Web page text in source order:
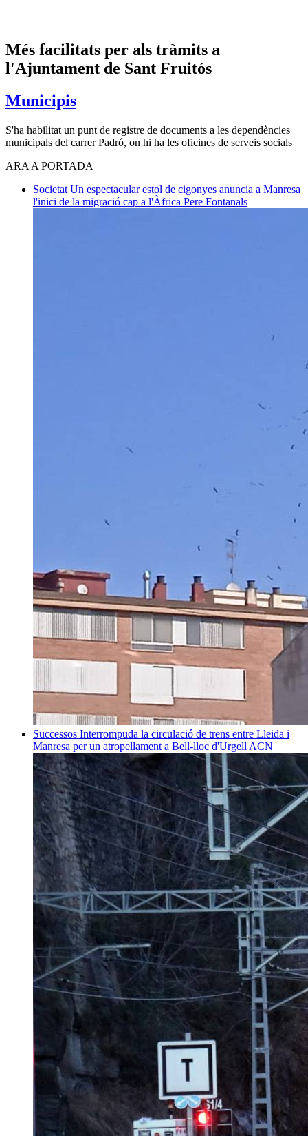
Més facilitats per als tràmits a
l'Ajuntament de Sant Fruitós
Municipis
S'ha habilitat un punt de registre de documents a les dependències
municipals del carrer Padró, on hi ha les oficines de serveis socials
ARA A PORTADA
Societat Un espectacular estol de cigonyes anuncia a Manresa
l'inici de la migració cap a l'Àfrica Pere Fontanals
Successos Interrompuda la circulació de trens entre Lleida i
Manresa per un atropellament a Bell-lloc d'Urgell ACN